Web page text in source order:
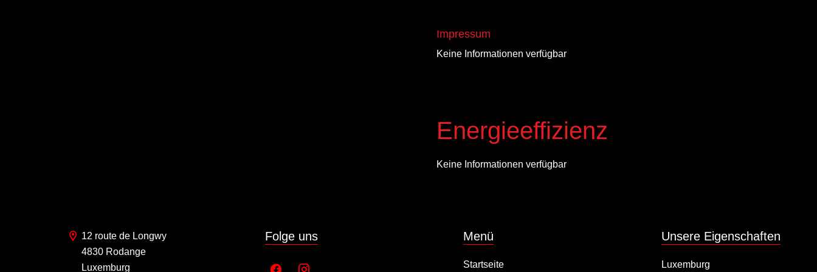
Impressum
Keine Informationen verfügbar
Energieeffizienz
Keine Informationen verfügbar
12 route de Longwy
4830 Rodange
Luxemburg
Folge uns Menü
Startseite
Unsere Eigenschaften
Luxemburg